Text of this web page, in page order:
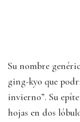
Su nombre
ging-kyo que
invierno”. Su
hojas en dos